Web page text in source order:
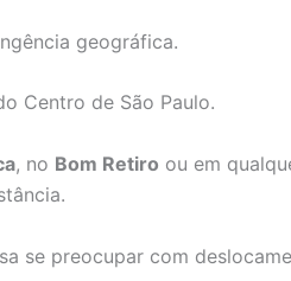
geográfica.
Centro de São Paulo.
, no Bom Retiro ou em
se preocupar com